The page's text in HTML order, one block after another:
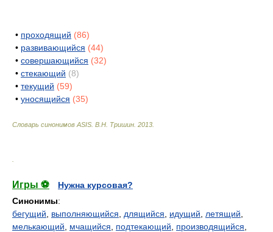
• проходящий (86)
• развивающийся (44)
• совершающийся (32)
• стекающий (8)
• текущий (59)
• уносящийся (35)
Словарь синонимов ASIS. В.Н. Тришин 2013
Игры ⚽
Нужна курсовая?
Синонимы:
бегущий
выполняющийся длящийся идущий летящий
мелькающий
мчащийся подтекающий производящийся